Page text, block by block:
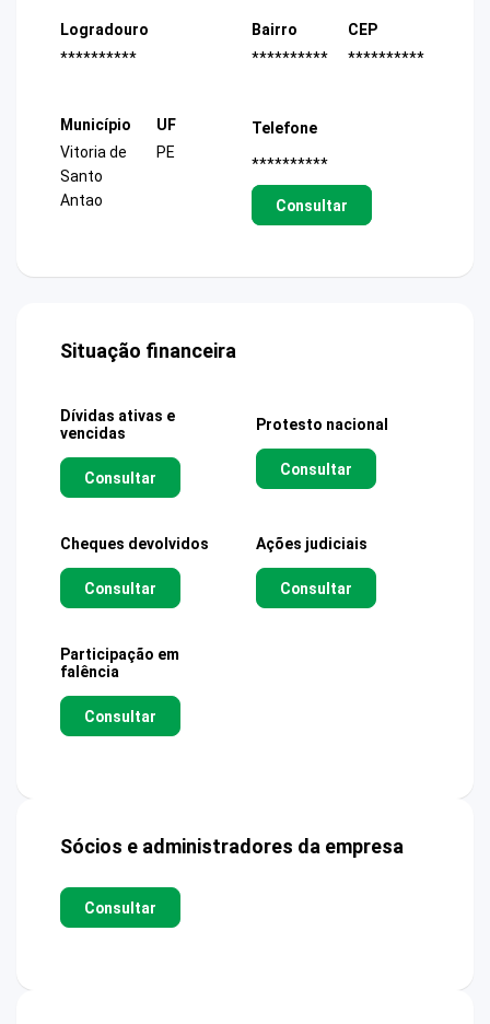
Logradouro
**********
Bairro
**********
CEP
**********
Município
Vitoria de
Santo
Antao
UF
PE
Telefone
**********
Consultar
Situação financeira
Dívidas ativas e
vencidas
Consultar
Protesto nacional
Consultar
Cheques devolvidos
Consultar
Ações judiciais
Consultar
Participação em
falência
Consultar
Sócios e administradores da empresa
Consultar